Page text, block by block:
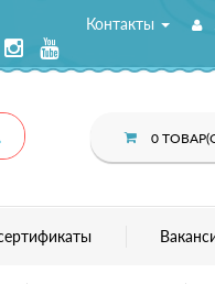
Контакты
0